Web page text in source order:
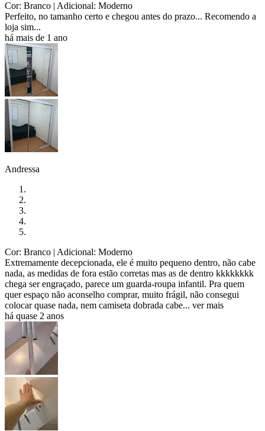
Cor: Branco | Adicional: Moderno
Perfeito, no tamanho certo e chegou antes do prazo... Recomendo a
loja sim...
há mais de 1 ano
Andressa
Cor: Branco | Adicional: Moderno
Extremamente decepcionada, ele é muito pequeno dentro, não cabe
nada, as medidas de fora estão corretas mas as de dentro kkkkkkkk
chega ser engraçado, parece um guarda-roupa infantil. Pra quem
quer espaço não aconselho comprar, muito frágil, não consegui
colocar quase nada, nem camiseta dobrada cabe... ver mais
há quase 2 anos